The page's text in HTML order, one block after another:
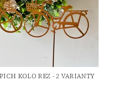
KOLO REZ - 2 VARIANTY